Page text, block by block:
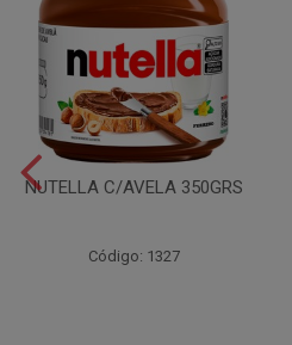
NUTELLA C/AVELA 350GRS
Código: 1327